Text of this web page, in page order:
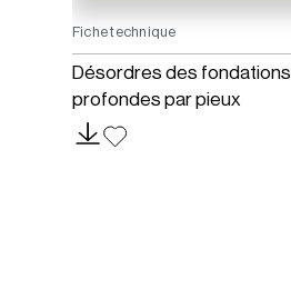
Fiche technique
Désordres des fondations
profondes par pieux